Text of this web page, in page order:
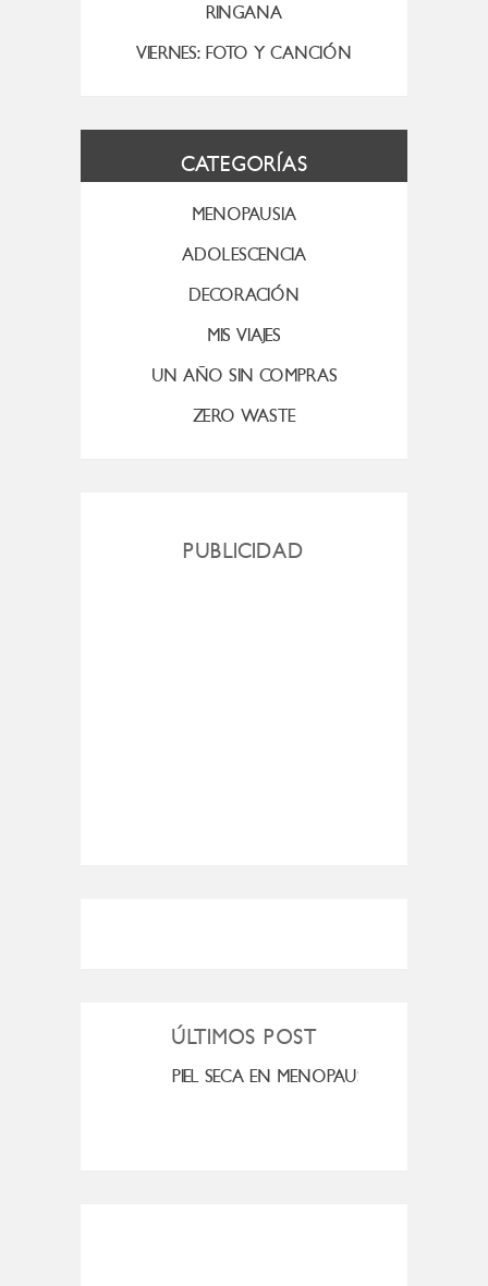
RINGANA
VIERNES: FOTO Y CANCIÓN
CATEGORÍAS
MENOPAUSIA
ADOLESCENCIA
DECORACIÓN
MIS VIAJES
UN AÑO SIN COMPRAS
ZERO WASTE
PUBLICIDAD
ÚLTIMOS POST
PIEL SECA EN MENOPAUSIA